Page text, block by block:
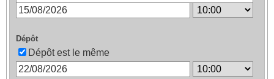
Dépôt
Dépôt est le même